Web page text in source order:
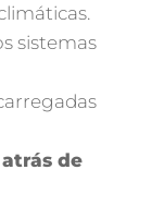
sistemas
de